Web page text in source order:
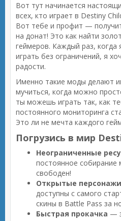
Вот тут начинается
всех, кто играет в Destiny
Вот тебе и профит —
на донат! Это как найти
геймеров. Каждый раз,
играть без ограничений, я
радости.
Именно такие моды делают
мучиться, когда можно
ты можешь играть так, как
постоянного мониторинга
Это ли не мечта каждого
Погрузись в мир
Неограниченные
постоянное собирание
свободен!
Открытые персонажи
доступны с самого
скины в Battle Pass за
Быстрая прокачка —